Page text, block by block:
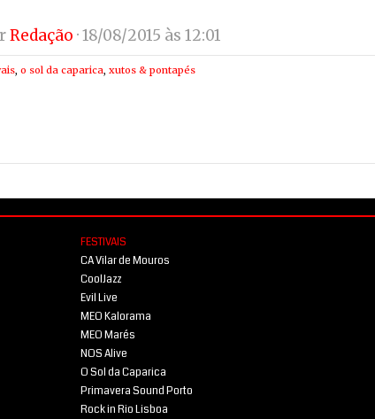
Redação · 18/08/2015 às 12:01
, o sol da caparica, xutos & pontapés
FESTIVAIS
CA Vilar de Mouros
CoolJazz
Evil Live
MEO Kalorama
MEO Marés
NOS Alive
O Sol da Caparica
Primavera Sound Porto
Rock in Rio Lisboa